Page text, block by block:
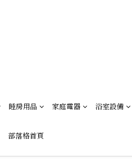
睡房用品 家庭電器 浴室設備
部落格首頁